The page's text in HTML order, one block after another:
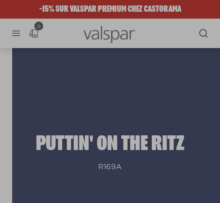
-15% SUR VALSPAR PREMIUM CHEZ CASTORAMA
0
PUTTIN' ON THE RITZ
R169A